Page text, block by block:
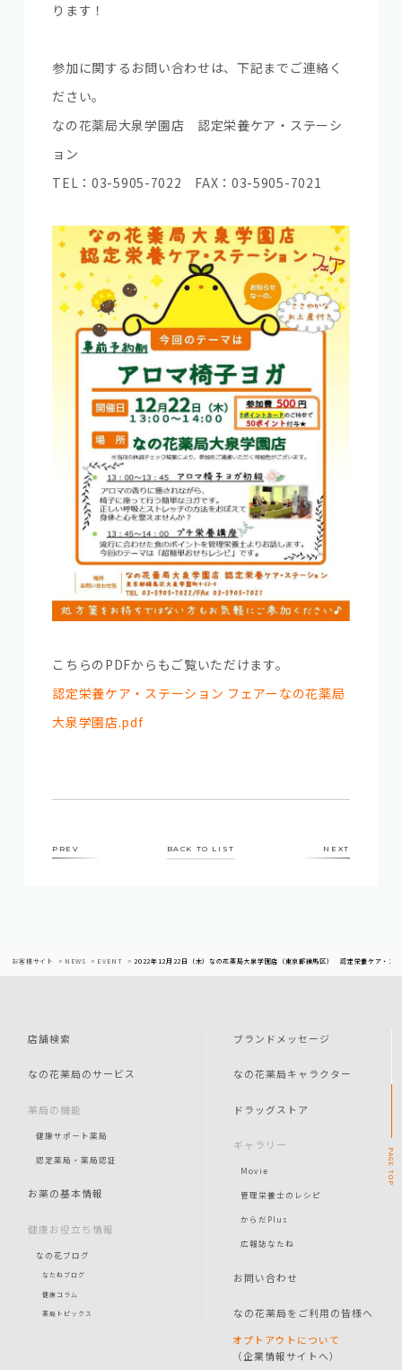
ります！
参加に関するお問い合わせは、下記までご連絡く
ださい。
なの花薬局大泉学園店 認定栄養ケア・ステーシ
ョン
TEL：03-5905-7022 FAX：03-5905-7021
こちらのPDFからもご覧いただけます。
認定栄養ケア・ステーション フェアーなの花薬局
大泉学園店.pdf
PREV BACK TO LIST NEXT
お客様サイト NEWS EVENT 2022年12月22日（木）なの花薬局大泉学園店（東京都練馬区） 認定栄養ケア・ス
店舗検索
なの花薬局のサービス
薬局の機能
健康サポート薬局
認定薬局・薬局認証
お薬の基本情報
健康お役立ち情報
なの花ブログ
なたねブログ
健康コラム
薬局トピックス
ブランドメッセージ
なの花薬局キャラクター
ドラッグストア
ギャラリー
Movie
管理栄養士のレシピ
からだPlus
広報誌なたね
お問い合わせ
なの花薬局をご利用の皆様へ
オプトアウトについて
（企業情報サイトへ）
PAGE
TOP